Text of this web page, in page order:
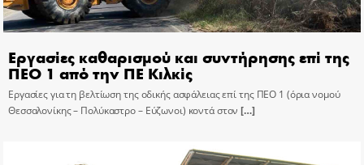
Εργασίες καθαρισμού και συντήρησης επί της
ΠΕΟ 1 από την ΠΕ Κιλκίς
Εργασίες για τη βελτίωση της οδικής ασφάλειας επί της ΠΕΟ 1 (όρια νομού
Θεσσαλονίκης – Πολύκαστρο – Εύζωνοι) κοντά στον […]